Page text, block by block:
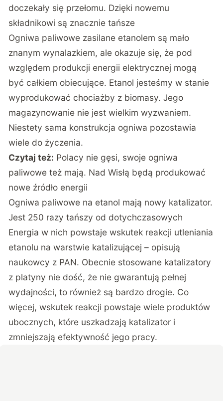
doczekały się przełomu. Dzięki nowemu
składnikowi są znacznie tańsze
Ogniwa paliwowe zasilane etanolem są mało
znanym wynalazkiem, ale okazuje się, że pod
względem produkcji energii elektrycznej mogą
być całkiem obiecujące. Etanol jesteśmy w stanie
wyprodukować chociażby z biomasy. Jego
magazynowanie nie jest wielkim wyzwaniem.
Niestety sama konstrukcja ogniwa pozostawia
wiele do życzenia.
Czytaj też: Polacy nie gęsi, swoje ogniwa
paliwowe też mają. Nad Wisłą będą produkować
nowe źródło energii
Ogniwa paliwowe na etanol mają nowy katalizator.
Jest 250 razy tańszy od dotychczasowych
Energia w nich powstaje wskutek reakcji utleniania
etanolu na warstwie katalizującej – opisują
naukowcy z PAN. Obecnie stosowane katalizatory
z platyny nie dość, że nie gwarantują pełnej
wydajności, to również są bardzo drogie. Co
więcej, wskutek reakcji powstaje wiele produktów
ubocznych, które uszkadzają katalizator i
zmniejszają efektywność jego pracy.